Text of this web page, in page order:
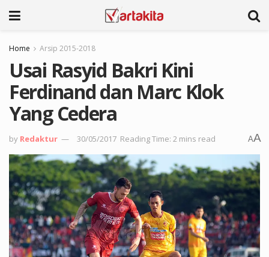
Home Arsip 2015-2018
Usai Rasyid Bakri Kini
Ferdinand dan Marc Klok
Yang Cedera
by Redaktur 30/05/2017 Reading Time: 2 mins read AA